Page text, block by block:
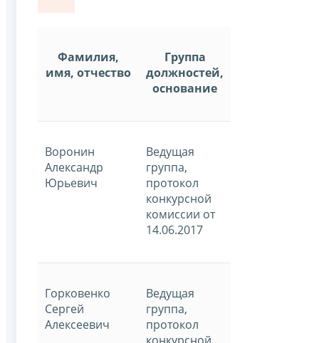
Фамилия,
имя, отчество
Группа
должностей,
основание
Воронин
Александр
Юрьевич
Ведущая
группа,
протокол
конкурсной
комиссии от
14.06.2017
Горковенко
Сергей
Алексеевич
Ведущая
группа,
протокол